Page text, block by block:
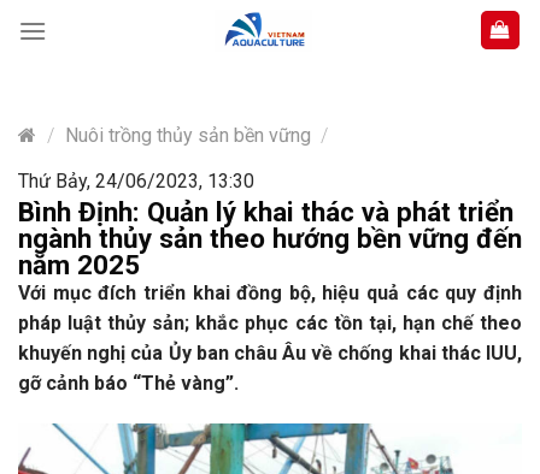
content
/ Nuôi trồng thủy sản bền vững /
Thứ Bảy, 24/06/2023, 13:30
Bình Định: Quản lý khai thác và phát triển
ngành thủy sản theo hướng bền vững đến
năm 2025
Với mục đích triển khai đồng bộ, hiệu quả các quy định
pháp luật thủy sản; khắc phục các tồn tại, hạn chế theo
khuyến nghị của Ủy ban châu Âu về chống khai thác IUU,
gỡ cảnh báo “Thẻ vàng”.